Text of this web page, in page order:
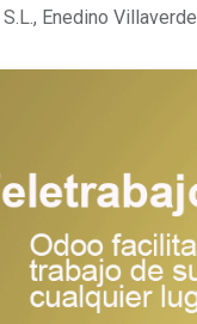
Enedino Villaverde